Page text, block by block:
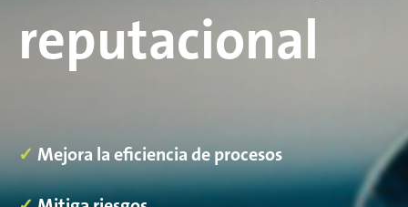
reputacional
✓ Mejora la eficiencia de procesos